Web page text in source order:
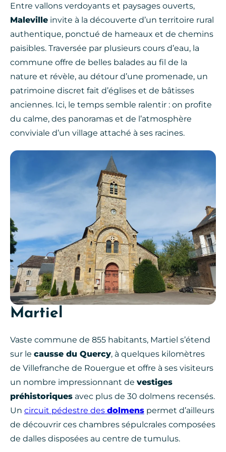
Entre vallons verdoyants et paysages ouverts,
Maleville invite à la découverte d’un territoire rural
authentique, ponctué de hameaux et de chemins
paisibles. Traversée par plusieurs cours d’eau, la
commune offre de belles balades au fil de la
nature et révèle, au détour d’une promenade, un
patrimoine discret fait d’églises et de bâtisses
anciennes. Ici, le temps semble ralentir : on profite
du calme, des panoramas et de l’atmosphère
conviviale d’un village attaché à ses racines.
Martiel
Vaste commune de 855 habitants, Martiel s’étend
sur le causse du Quercy, à quelques kilomètres
de Villefranche de Rouergue et offre à ses visiteurs
un nombre impressionnant de vestiges
préhistoriques avec plus de 30 dolmens recensés.
Un circuit pédestre des dolmens permet d’ailleurs
de découvrir ces chambres sépulcrales composées
de dalles disposées au centre de tumulus.